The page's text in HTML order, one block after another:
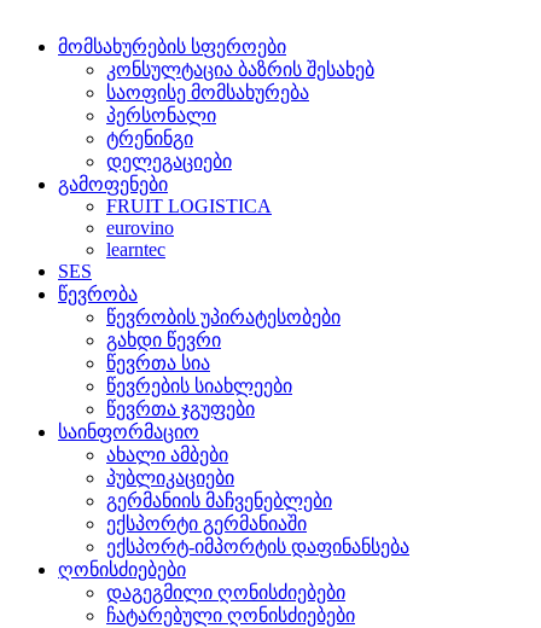
მომსახურების სფეროები
კონსულტაცია ბაზრის შესახებ
საოფისე მომსახურება
პერსონალი
ტრენინგი
დელეგაციები
გამოფენები
FRUIT LOGISTICA
eurovino
learntec
SES
წევრობა
წევრობის უპირატესობები
გახდი წევრი
წევრთა სია
წევრების სიახლეები
წევრთა ჯგუფები
საინფორმაციო
ახალი ამბები
პუბლიკაციები
გერმანიის მაჩვენებლები
ექსპორტი გერმანიაში
ექსპორტ-იმპორტის დაფინანსება
ღონისძიებები
დაგეგმილი ღონისძიებები
ჩატარებული ღონისძიებები